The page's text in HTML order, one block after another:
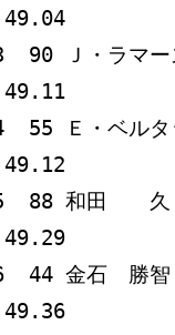
90 Ｊ・ラマ
55 Ｅ・ベル
88 和田　
44 金石　